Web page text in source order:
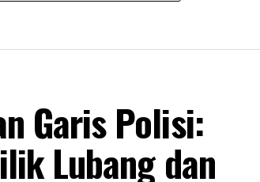
Garis Polisi:
Lubang dan